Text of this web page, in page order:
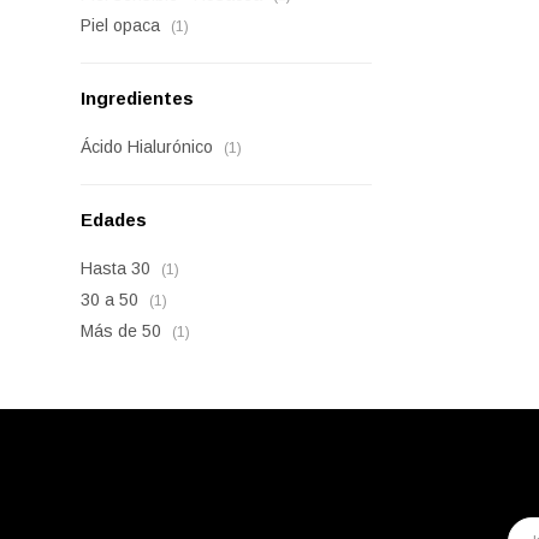
Piel opaca (1)
Ingredientes
Ácido Hialurónico (1)
Edades
Hasta 30 (1)
30 a 50 (1)
Más de 50 (1)